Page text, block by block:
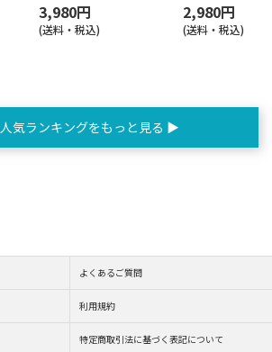
3,980円
(送料・税込)
2,980円
(送料・税込)
気ランキングをもっと見る ▶
よくあるご質問
利用規約
特定商取引法に基づく表記について